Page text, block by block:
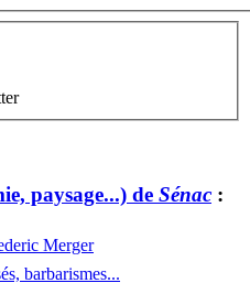
paysage...) de Sénac :
Merger
barbarismes...